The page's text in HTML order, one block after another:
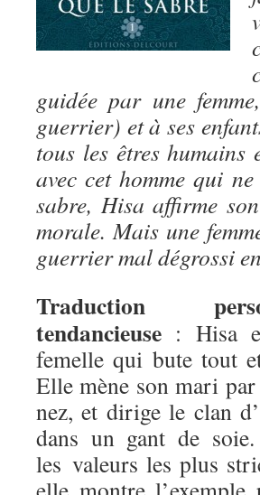
guidée par une
guerrier) et à ses
tous les êtres
avec cet homme qui
sabre, Hisa affirme
morale. Mais une
guerrier mal dégrossi
Traduction
tendancieuse : Hisa
femelle qui bute tout
Elle mène son mari
nez, et dirige le clan
dans un gant de
les valeurs les plus